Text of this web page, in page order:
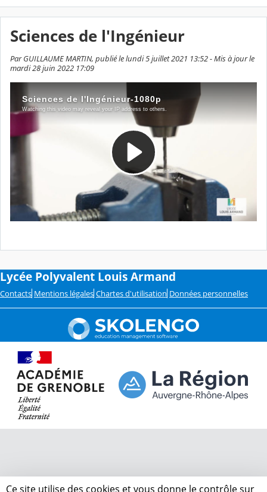
Sciences de l'Ingénieur
Par GUILLAUME MARTIN, publié le lundi 5 juillet 2021 13:52 - Mis à jour le
mardi 28 juin 2022 17:09
Lycée Polyvalent Louis Armand
Contacts Mentions légales Chartes d'utilisation Données personnelles
Ce site utilise des cookies et vous donne le contrôle sur